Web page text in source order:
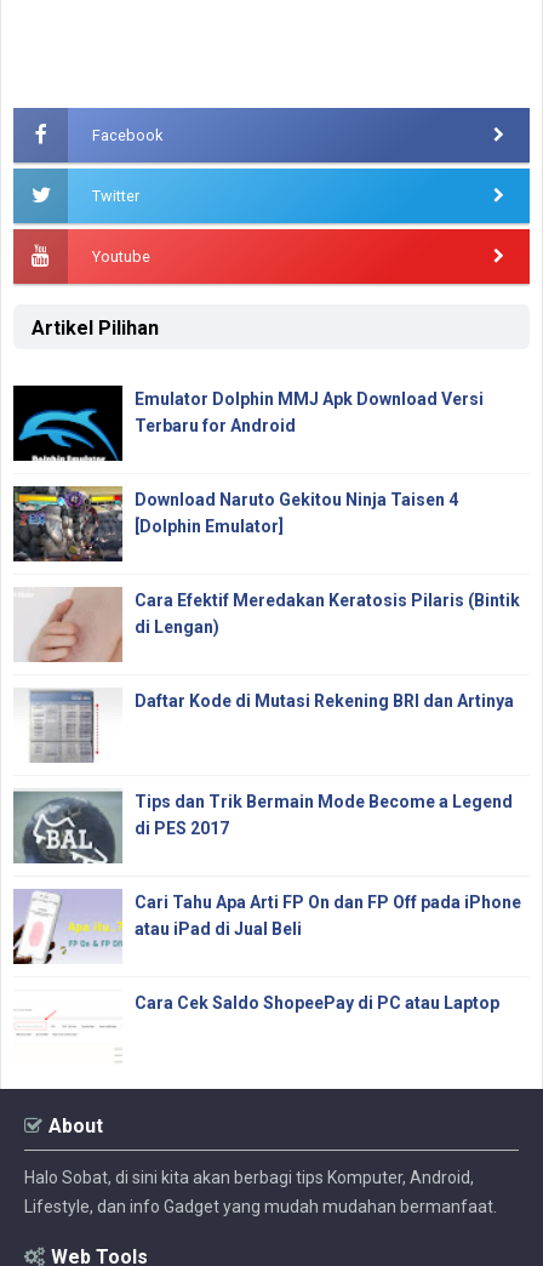
Facebook
Twitter
Youtube
Artikel Pilihan
Emulator Dolphin MMJ Apk Download Versi
Terbaru for Android
Download Naruto Gekitou Ninja Taisen 4
[Dolphin Emulator]
Cara Efektif Meredakan Keratosis Pilaris (Bintik
di Lengan)
Daftar Kode di Mutasi Rekening BRI dan Artinya
Tips dan Trik Bermain Mode Become a Legend
di PES 2017
Cari Tahu Apa Arti FP On dan FP Off pada iPhone
atau iPad di Jual Beli
Cara Cek Saldo ShopeePay di PC atau Laptop
About
Halo Sobat, di sini kita akan berbagi tips Komputer, Android,
Lifestyle, dan info Gadget yang mudah mudahan bermanfaat.
Web Tools